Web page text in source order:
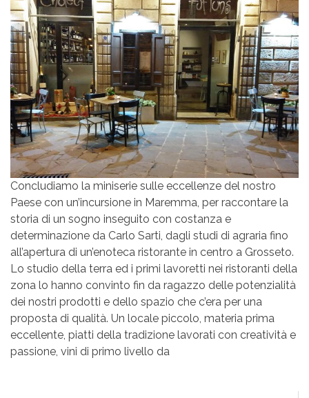
Concludiamo la miniserie sulle eccellenze del nostro
Paese con un’incursione in Maremma, per raccontare la
storia di un sogno inseguito con costanza e
determinazione da Carlo Sarti, dagli studi di agraria fino
all’apertura di un’enoteca ristorante in centro a Grosseto.
Lo studio della terra ed i primi lavoretti nei ristoranti della
zona lo hanno convinto fin da ragazzo delle potenzialità
dei nostri prodotti e dello spazio che c’era per una
proposta di qualità. Un locale piccolo, materia prima
eccellente, piatti della tradizione lavorati con creatività e
passione, vini di primo livello da